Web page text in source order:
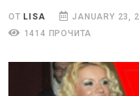
ОТ LISA JANUARY 23,
1414 ПРОЧИТА